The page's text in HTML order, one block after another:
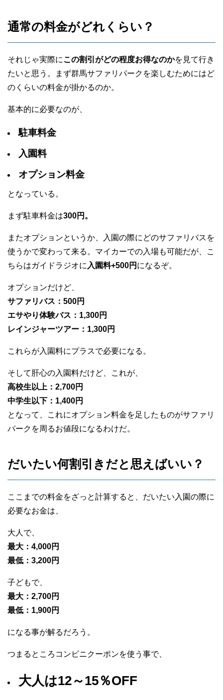
通常の料金がどれくらい？
それじゃ実際にこの割引がどの程度お得なのかを見て行き
たいと思う。まず群馬サファリパークを楽しむためにはど
のくらいの料金が掛かるのか。
基本的に必要なのが、
駐車料金
入園料
オプション料金
となっている。
まず駐車料金は300円。
またオプションというか、入園の際にどのサファリバスを
使うかで変わって来る。マイカーでの入場も可能だが、こ
ちらはガイドラジオに 入園料+500円 になるぞ。
オプションだけど、
サファリバス：500円
エサやり体験バス：1,300円
レインジャーツアー：1,300円
これらが入園料にプラスで必要になる。
そして肝心の入園料だけど、これが、
高校生以上：2,700円
中学生以下：1,400円
となって、これにオプション料金を足したものがサファリ
パークを周るお値段になるわけだ。
だいたい何割引きだと思えばいい？
ここまでの料金をざっと計算すると、だいたい入園の際に
必要なお金は、
大人で、
最大：4,000円
最低：3,200円
子どもで、
最大：2,700円
最低：1,900円
になる事が解るだろう。
つまるところコンビニクーポンを使う事で、
大人は12～15％OFF